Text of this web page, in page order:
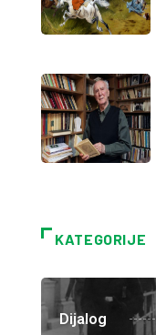
KATEGORIJE
Dijalog